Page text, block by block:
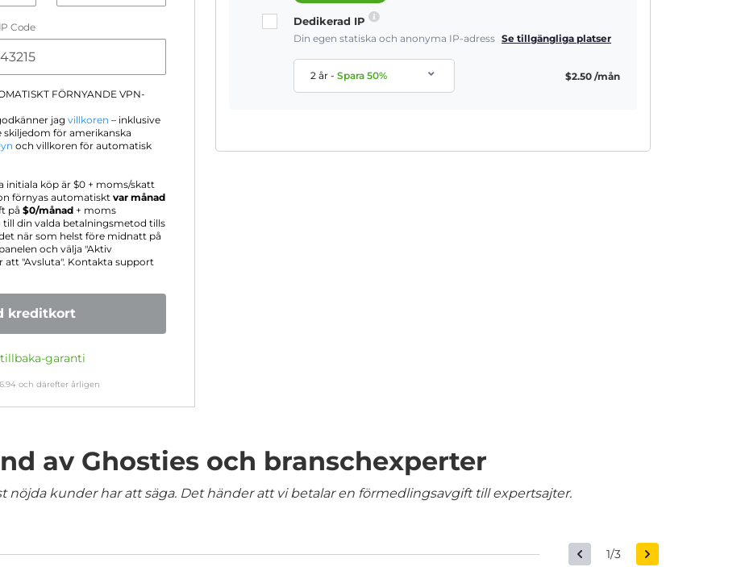
Code
FÖRNYANDE VPN-
jag villkoren – inklusive
för amerikanska
och villkoren för automatisk
initiala köp är $0 + moms/skatt
förnyas automatiskt var månad
på $0/månad + moms
din valda betalningsmetod tills
när som helst före midnatt på
och välja "Aktiv
"Avsluta". Kontakta support
kreditkort
garanti
och därefter årligen
Dedikerad IP
Din egen statiska och anonyma IP-adress Se tillgängliga platser
2 år-Spara50% $2.50 /mån
av Ghosties och branschexperter
nöjda kunder har att säga. Det händer att vi betalar en förmedlingsavgift till expertsajter.
1/3